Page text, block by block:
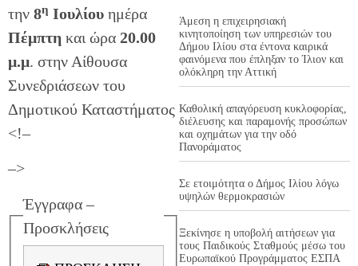
την 8η Ιουλίου ημέρα
Πέμπτη και ώρα 20.00
μ.μ. στην Αίθουσα
Συνεδριάσεων του
Δημοτικού Καταστήματος
<!–
–>
Έγγραφα –
Προσκλήσεις
Άμεση η επιχειρησιακή
κινητοποίηση των υπηρεσιών του
Δήμου Ιλίου στα έντονα καιρικά
φαινόμενα που έπληξαν το Ίλιον και
ολόκληρη την Αττική
Καθολική απαγόρευση κυκλοφορίας,
διέλευσης και παραμονής προσώπων
και οχημάτων για την οδό
Πανοράματος
Σε ετοιμότητα ο Δήμος Ιλίου λόγω
υψηλών θερμοκρασιών
Ξεκίνησε η υποβολή αιτήσεων για
τους Παιδικούς Σταθμούς μέσω του
Ευρωπαϊκού Προγράμματος ΕΣΠΑ